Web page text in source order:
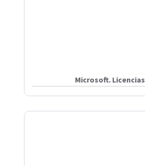
Microsoft. Licencias